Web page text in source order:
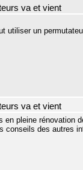
va et vient
utiliser un
va et vient
en pleine
des autres